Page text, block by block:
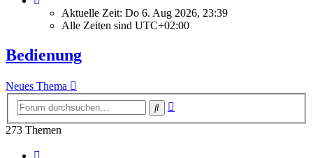
Aktuelle Zeit: Do 6. Aug 2026, 23:39
Alle Zeiten sind UTC+02:00
Bedienung
Neues Thema
Suche
273 Themen